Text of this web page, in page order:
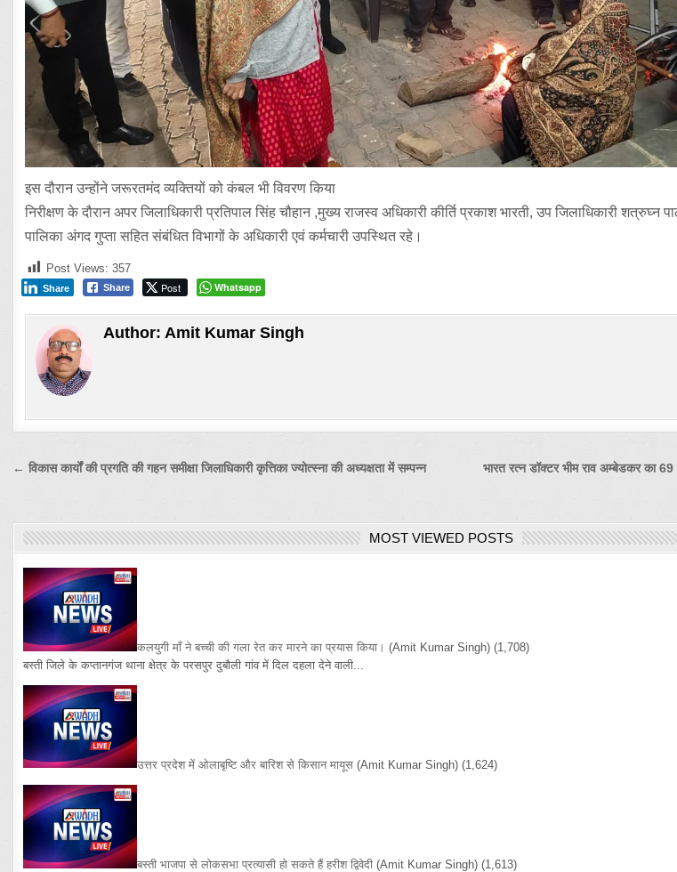
इस दौरान उन्होंने जरूरतमंद व्यक्तियों को कंबल भी विवरण किया
निरीक्षण के दौरान अपर जिलाधिकारी प्रतिपाल सिंह चौहान ,मुख्य राजस्व अधिकारी कीर्ति प्रकाश भारती, उप जिलाधिकारी
पालिका अंगद गुप्ता सहित संबंधित विभागों के अधिकारी एवं कर्मचारी उपस्थित रहे।
Post Views: 357
Share Post
Share Whatsapp
Author: Amit Kumar Singh
Post
भारत रत्न डॉक्टर भीम राव अम्बेडकर का 69
← विकास कार्यों की प्रगति की गहन समीक्षा जिलाधिकारी कृत्तिका ज्योत्स्ना की अध्यक्षता में सम्पन्न
MOST VIEWED POSTS
कलयुगी माँ ने बच्ची की गला रेत कर मारने का प्रयास किया। (Amit Kumar Singh) (1,708)
बस्ती जिले के कप्तानगंज थाना क्षेत्र के परसपुर दुबौली गांव में दिल दहला देने वाली...
उत्तर प्रदेश में ओलाबृष्टि और बारिश से किसान मायूस (Amit Kumar Singh) (1,624)
बस्ती भाजपा से लोकसभा प्रत्यासी हो सकते हैं हरीश द्विवेदी (Amit Kumar Singh) (1,613)